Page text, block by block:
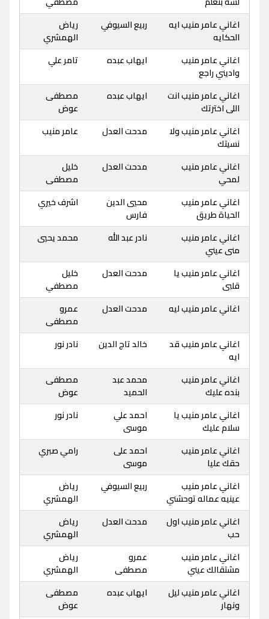
اغاني عامر منيب ايه
الحكايه
ربيع السيوفي
رياض
الهمشري
اغاني عامر منيب
واديني راجع
ايهاب عبده تامر علي
اغاني عامر منيب انت
اللى اخترتك
ايهاب عبده
مصطفى
عوض
اغاني عامر منيب ولا
نسيتك
مدحت العدل عامر منيب
اغاني عامر منيب
لمحي
مدحت العدل
خليل
مصطفى
اغاني عامر منيب
الحياة طريق
محيي الدين
فارس
اشرف خيري
اغاني عامر منيب
منى عيني
نادر عبد الله محمد يحيي
اغاني عامر منيب يا
قلبى
مدحت العدل
خليل
مصطفي
اغاني عامر منيب ليه
مدحت العدل
عمرو
مصطفى
اغاني عامر منيب قد
ايه
خالد تاج الدين نادر نور
اغاني عامر منيب
بنده عليك
محمد عبد
الحميد
مصطفى
عوض
اغاني عامر منيب يا
سلام عليك
احمد علي
موسى
نادر نور
اغاني عامر منيب
حقك عليا
احمد على
موسى
رامي صبري
اغاني عامر منيب
عينيه عماله توحشني
ربيع السيوفي
رياض
الهمشري
اغاني عامر منيب اول
حب
مدحت العدل
رياض
الهمشري
اغاني عامر منيب
مشتقالك عيني
عمرو
مصطفى
رياض
الهمشري
اغاني عامر منيب ليل
ونهار
ايهاب عبده
مصطفى
عوض